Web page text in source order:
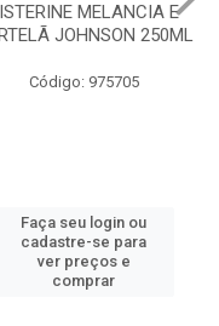
MELANCIA E
JOHNSON 250ML
Código: 975705
Faça seu login ou
cadastre-se para
ver preços e
comprar